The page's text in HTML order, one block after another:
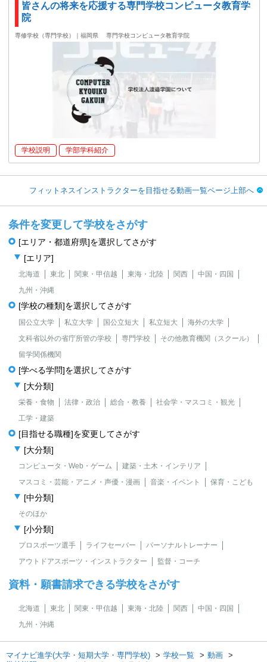
皆さんの将来を応援する専門学校コンピュータ教育学
院
専修学校（専門学校）｜福岡県 専門学校コンピュータ教育学院
学校説明 学部学科紹介
フィットネスインストラクターを目指せる動画一覧ページ上部へ
条件を変更して学校をさがす
[エリア・都道府県]を選択してさがす
[エリア]
北海道 東北 関東・甲信越 東海・北陸 関西
中国・四国
九州・沖縄
[学校の種類]を選択してさがす
国公立大学 私立大学 国公立短大 私立短大
海外の大学
文科省以外の省庁所管の学校
専門学校
その他教育機関（スクール）
留学関係機関
[学べる学問]を選択してさがす
[大分類]
栄養・食物 法律・政治 総合・教養
社会学・マスコミ・観光
工学・建築
[目指せる職種]を変更してさがす
[大分類]
コンピュータ・Web・ゲーム
建築・土木・インテリア
マスコミ・芸能・アニメ・声優・漫画
音楽・イベント 保育・こども
[中分類]
そのほか
[小分類]
プロスポーツ選手 ライフセーバー
パーソナルトレーナー
アウトドアスポーツ・インストラクター
監督・コーチ
資料・願書請求できる学校をさがす
北海道 東北 関東・甲信越 東海・北陸 関西
中国・四国
九州・沖縄
マイナビ進学(大学・短期大学・専門学校) 学校一覧
動画